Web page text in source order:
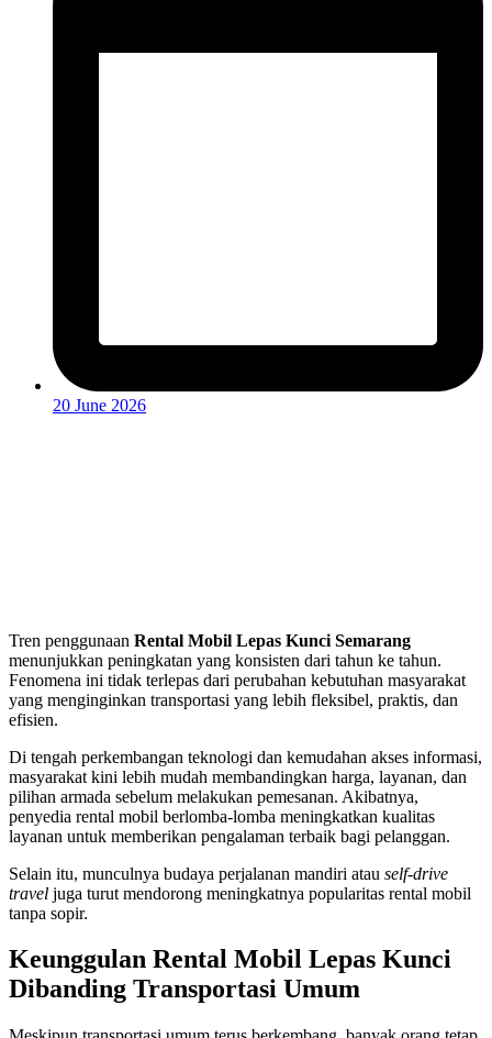
20 June 2026
Tren penggunaan Rental Mobil Lepas Kunci Semarang
menunjukkan peningkatan yang konsisten dari tahun ke tahun.
Fenomena ini tidak terlepas dari perubahan kebutuhan masyarakat
yang menginginkan transportasi yang lebih fleksibel, praktis, dan
efisien.
Di tengah perkembangan teknologi dan kemudahan akses informasi,
masyarakat kini lebih mudah membandingkan harga, layanan, dan
pilihan armada sebelum melakukan pemesanan. Akibatnya,
penyedia rental mobil berlomba-lomba meningkatkan kualitas
layanan untuk memberikan pengalaman terbaik bagi pelanggan.
Selain itu, munculnya budaya perjalanan mandiri atau self-drive
travel juga turut mendorong meningkatnya popularitas rental mobil
tanpa sopir.
Keunggulan Rental Mobil Lepas Kunci
Dibanding Transportasi Umum